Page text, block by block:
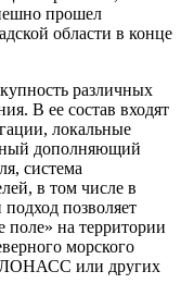
прошел
области в конце
различных
В ее состав входят
локальные
дополняющий
система
в том числе в
позволяет
поле» на территории
морского
или других